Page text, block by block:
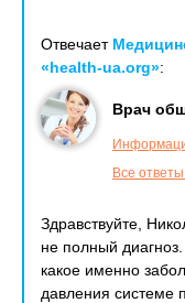
Отвечает
«health-ua.org»:
Врач
Все
Здравствуйте,
не полный
какое именно
давления системе